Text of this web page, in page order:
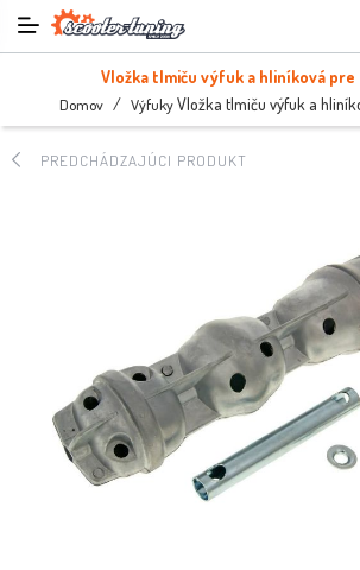
Vložka tlmiču výfuk a hliníková pre
Domov / Výfuky Vložka tlmiču výfuk a
PREDCHÁDZAJÚCI PRODUKT